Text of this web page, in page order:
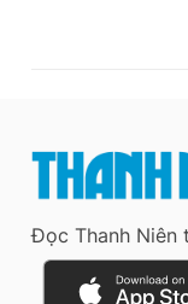
Đọc Thanh Niên